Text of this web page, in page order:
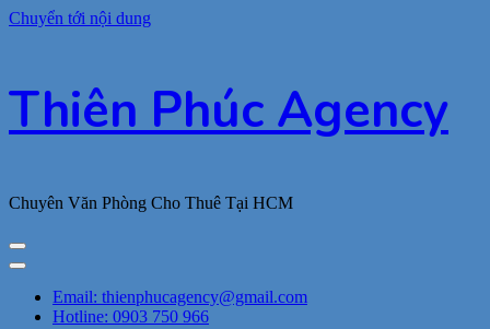
Chuyển tới nội dung
Thiên Phúc Agency
Chuyên Văn Phòng Cho Thuê Tại HCM
Email: thienphucagency@gmail.com
Hotline: 0903 750 966